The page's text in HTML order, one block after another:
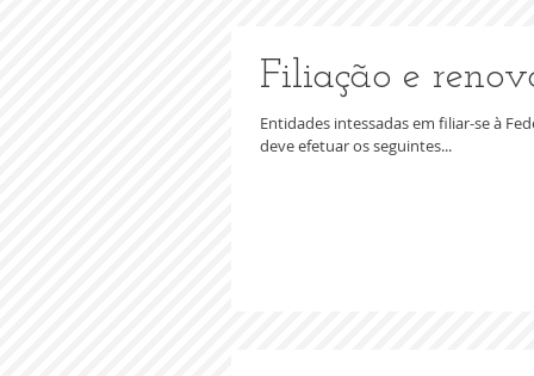
Filiação e
Entidades intessadas em filiar-se à
deve efetuar os seguintes...